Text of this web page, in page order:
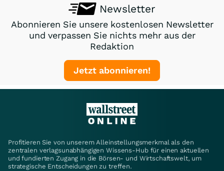
Newsletter
Abonnieren Sie unsere kostenlosen Newsletter
und verpassen Sie nichts mehr aus der
Redaktion
Jetzt abonnieren!
Profitieren Sie von unserem Alleinstellungsmerkmal als den
zentralen verlagsunabhängigen Wissens-Hub für einen aktuellen
und fundierten Zugang in die Börsen- und Wirtschaftswelt, um
strategische Entscheidungen zu treffen.